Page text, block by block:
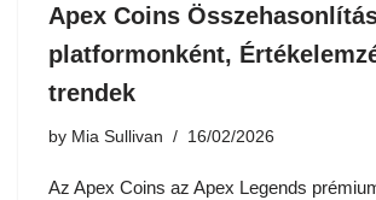
Apex Coins
platformonként,
trendek
by Mia Sullivan 16/02/2026
Az Apex Coins az Apex Legends